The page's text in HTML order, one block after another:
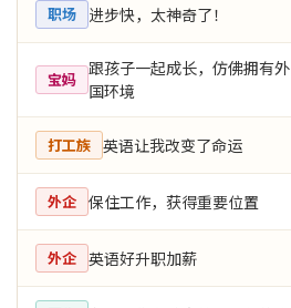
职场 进步快，太神奇了！
宝妈
跟孩子一起成长，仿佛拥有外
国环境
打工族 英语让我改变了命运
外企 保住工作，获得重要位置
外企 英语好升职加薪